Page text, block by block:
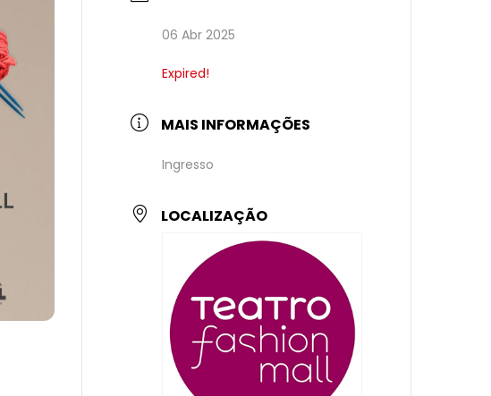
06 Abr 2025
Expired!
MAIS INFORMAÇÕES
Ingresso
LOCALIZAÇÃO